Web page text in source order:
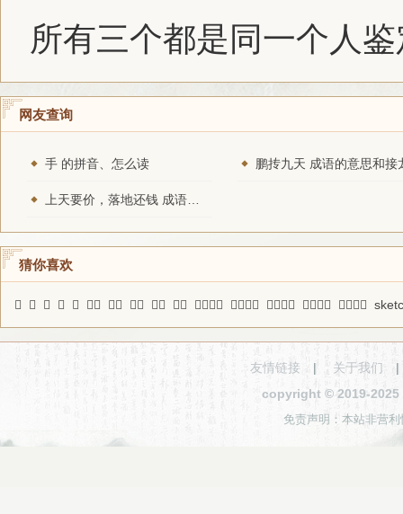
所有三个都是同一个人
网友查询
手 的拼音、怎么读 鹏抟九天 成语的意思和接
猜你喜欢
𩾥 歪 䃩 譒 镑 右耳 赞叹 铦袭 喜期 学术 击石弹丝 心非口是 登高一呼 老蚕作茧 有眼共见
友情链接 | 关于我们
copyright © 2019-2025
免责声明：本站非营